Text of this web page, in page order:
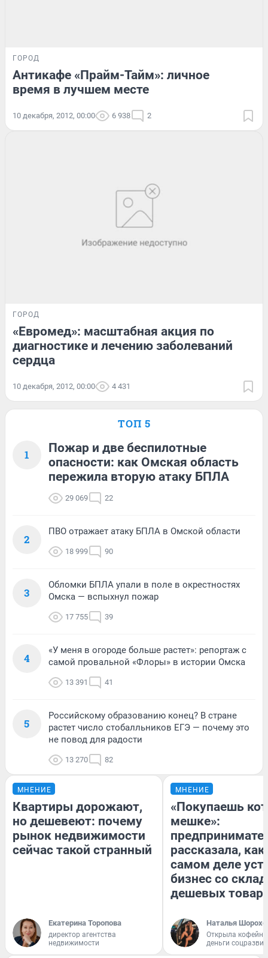
ГОРОД
Антикафе «Прайм-Тайм»: личное
время в лучшем месте
10 декабря, 2012, 00:00 6 938 2
ГОРОД
«Евромед»: масштабная акция по
диагностике и лечению заболеваний
сердца
10 декабря, 2012, 00:00 4 431
ТОП 5
1
Пожар и две беспилотные
опасности: как Омская область
пережила вторую атаку БПЛА
29 069 22
2
ПВО отражает атаку БПЛА в Омской области
18 999 90
3
Обломки БПЛА упали в поле в окрестностях
Омска — вспыхнул пожар
17 755 39
4
«У меня в огороде больше растет»: репортаж с
самой провальной «Флоры» в истории Омска
13 391 41
5
Российскому образованию конец? В стране
растет число стобалльников ЕГЭ — почему это
не повод для радости
13 270 82
МНЕНИЕ
Квартиры дорожают,
но дешевеют: почему
рынок недвижимости
сейчас такой странный
Екатерина Торопова
директор агентства
недвижимости
МНЕНИЕ
«Покупаешь
мешке»:
рассказала, как
самом деле
бизнес со
дешевых
Наталья
Открыла
деньги